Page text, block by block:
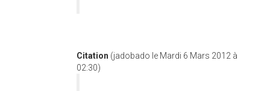
Citation (jadobado le Mardi 6 Mars 2012 à
02:30)